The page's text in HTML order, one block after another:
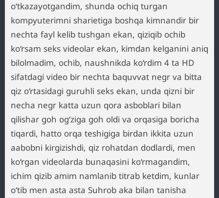
o‘tkazayotgandim, shunda ochiq turgan
kompyuterimni sharietiga boshqa kimnandir bir
nechta fayl kelib tushgan ekan, qiziqib ochib
ko‘rsam seks videolar ekan, kimdan kelganini aniq
bilolmadim, ochib, naushnikda ko‘rdim 4 ta HD
sifatdagi video bir nechta baquvvat negr va bitta
qiz o‘rtasidagi guruhli seks ekan, unda qizni bir
necha negr katta uzun qora asboblari bilan
qilishar goh og‘ziga goh oldi va orqasiga boricha
tiqardi, hatto orqa teshigiga birdan ikkita uzun
aabobni kirgizishdi, qiz rohatdan dodlardi, men
ko‘rgan videolarda bunaqasini ko‘rmagandim,
ichim qizib amim namlanib titrab ketdim, kunlar
o‘tib men asta asta Suhrob aka bilan tanisha